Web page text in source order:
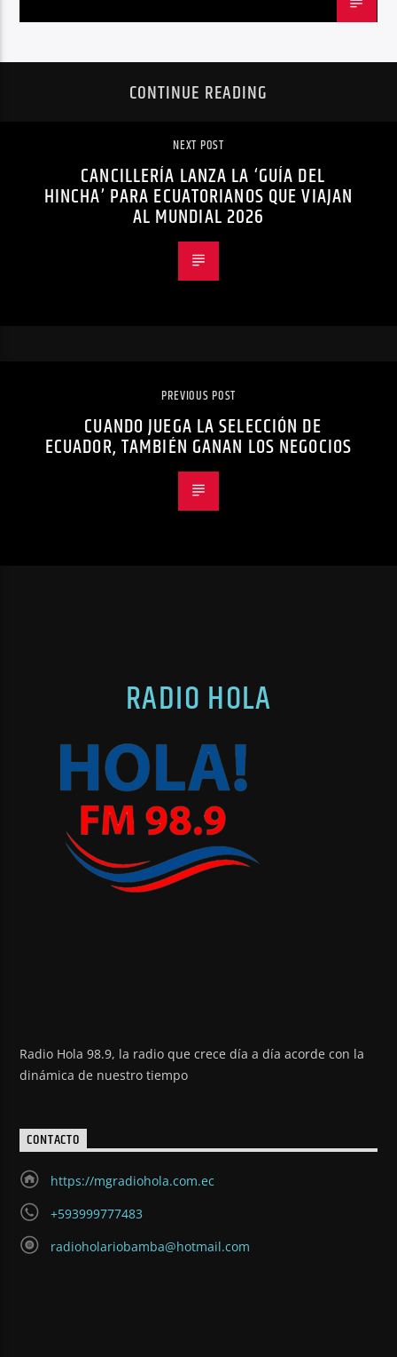
CONTINUE READING
NEXT POST
CANCILLERÍA LANZA LA ‘GUÍA DEL
HINCHA’ PARA ECUATORIANOS QUE VIAJAN
AL MUNDIAL 2026
PREVIOUS POST
CUANDO JUEGA LA SELECCIÓN DE
ECUADOR, TAMBIÉN GANAN LOS NEGOCIOS
RADIO HOLA
Radio Hola 98.9, la radio que crece día a día acorde con la
dinámica de nuestro tiempo
CONTACTO
https://mgradiohola.com.ec
+593999777483
radioholariobamba@hotmail.com